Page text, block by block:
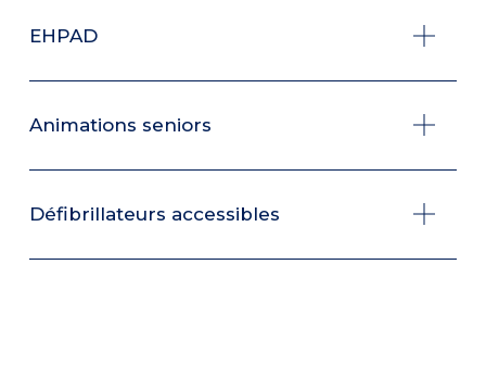
EHPAD
Animations seniors
Défibrillateurs accessibles